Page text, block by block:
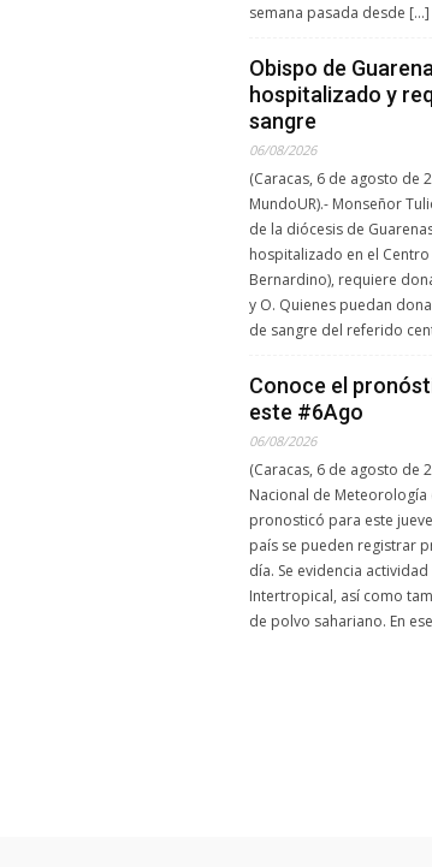
semana pasada desde […]
Obispo de
hospitalizado y
sangre
06/08/2026
(Caracas, 6 de agosto de
MundoUR).- Monseñor
de la diócesis de
hospitalizado en el
Bernardino), requiere
y O. Quienes puedan
de sangre del referido
Conoce el
este #6Ago
06/08/2026
(Caracas, 6 de agosto de
Nacional de
pronosticó para este
país se pueden registrar
día. Se evidencia
Intertropical, así como
de polvo sahariano. En